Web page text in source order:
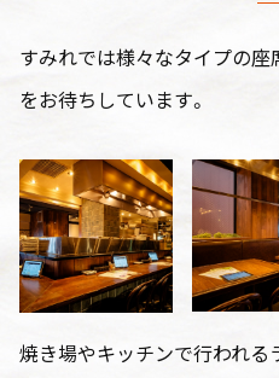
すみれでは様々なタイプの座
をお待ちしています。
焼き場やキッチンで行われ